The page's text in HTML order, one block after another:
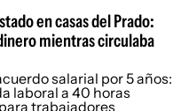
en casas del Prado:
mientras circulaba